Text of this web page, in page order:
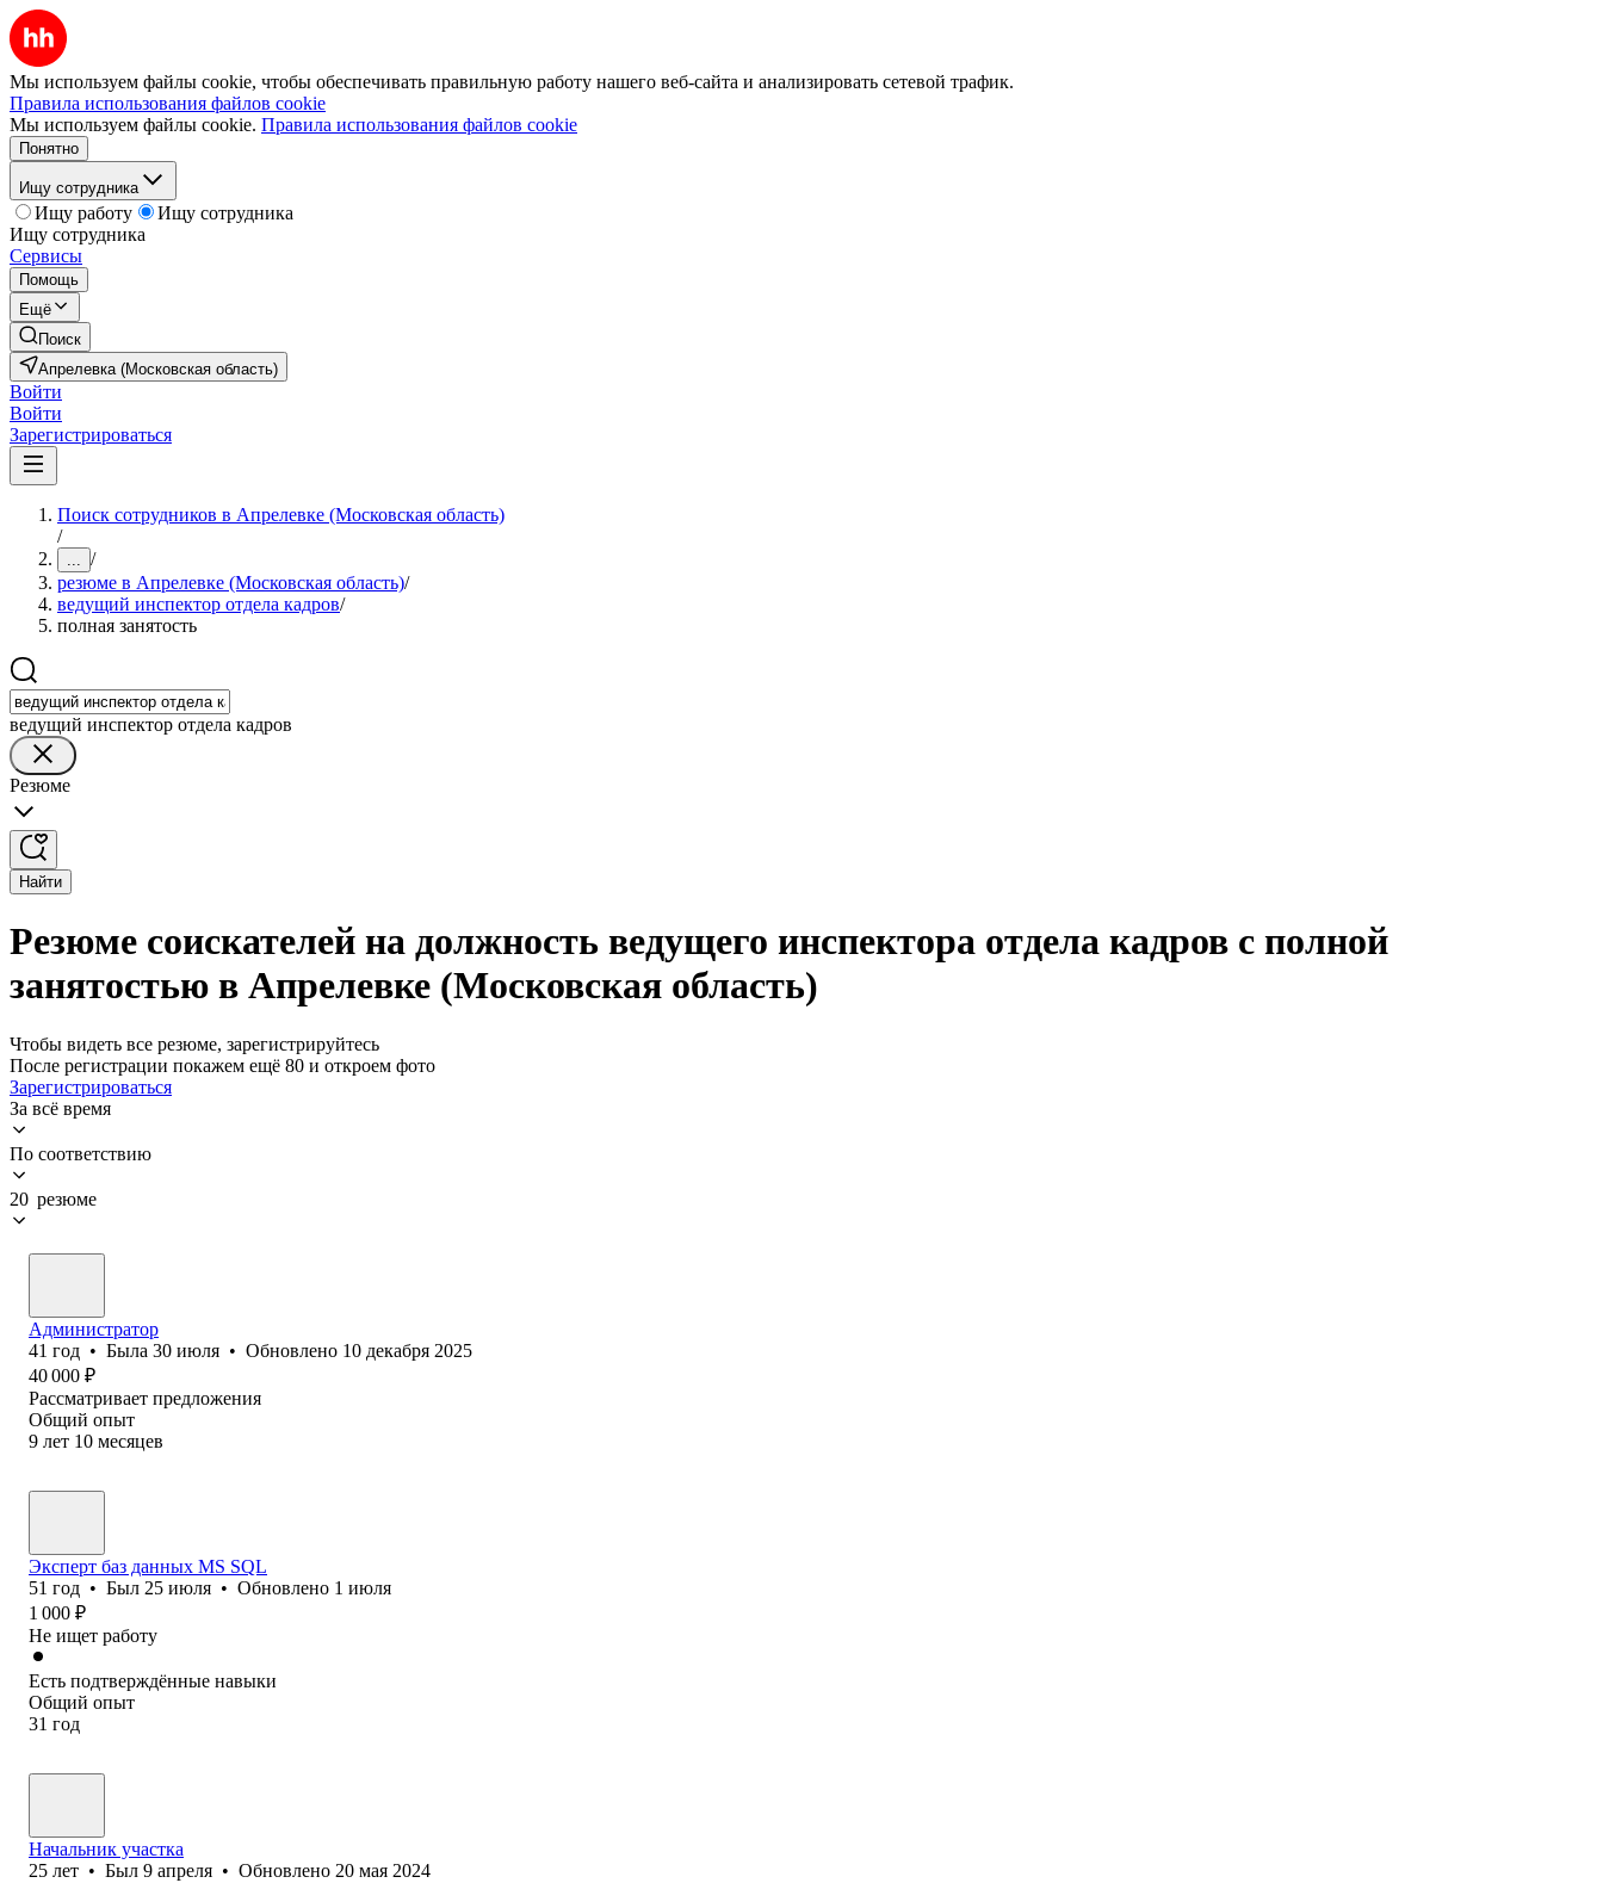
Мы используем файлы cookie, чтобы обеспечивать правильную работу нашего веб-сайта и анализировать сетевой трафик.
Правила использования файлов cookie
Мы используем файлы cookie. Правила использования файлов cookie
Понятно
Ищу сотрудника
Ищу работу
Ищу сотрудника
Ищу сотрудника
Сервисы
Помощь
Ещё
Поиск
Апрелевка (Московская область)
Войти
Войти
Зарегистрироваться
Поиск сотрудников в Апрелевке (Московская область)
/
... /
резюме в Апрелевке (Московская область)/
ведущий инспектор отдела кадров/
полная занятость
ведущий инспектор отдела кадров
Резюме
Найти
Резюме соискателей на должность ведущего инспектора отдела кадров с полной
занятостью в Апрелевке (Московская область)
Чтобы видеть все резюме, зарегистрируйтесь
После регистрации покажем ещё 80 и откроем фото
Зарегистрироваться
За всё время
По соответствию
20 резюме
Администратор
41 год • Была 30 июля • Обновлено 10 декабря 2025
40 000 ₽
Рассматривает предложения
Общий опыт
9 лет 10 месяцев
Эксперт баз данных MS SQL
51 год • Был 25 июля • Обновлено 1 июля
1 000 ₽
Не ищет работу
Есть подтверждённые навыки
Общий опыт
31 год
Начальник участка
25 лет • Был 9 апреля • Обновлено 20 мая 2024